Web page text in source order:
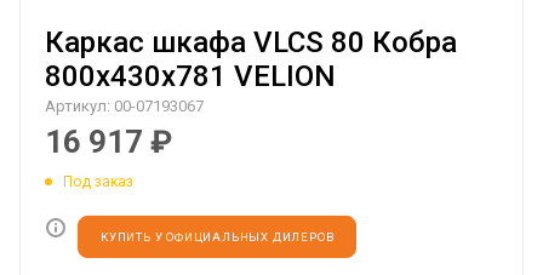
Каркас шкафа VLCS 80 Кобра
800х430х781 VELION
Артикул: 00-07193067
16 917 ₽
Под заказ
КУПИТЬ У ОФИЦИАЛЬНЫХ ДИЛЕРОВ